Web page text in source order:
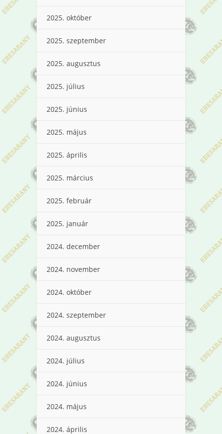
2025. október
2025. szeptember
2025. augusztus
2025. július
2025. június
2025. május
2025. április
2025. március
2025. február
2025. január
2024. december
2024. november
2024. október
2024. szeptember
2024. augusztus
2024. július
2024. június
2024. május
2024. április